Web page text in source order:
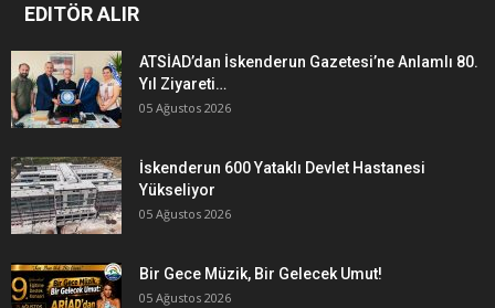
EDITÖR ALIR
ATSİAD’dan İskenderun Gazetesi’ne Anlamlı 80.
Yıl Ziyareti…
05 Ağustos 2026
İskenderun 600 Yataklı Devlet Hastanesi
Yükseliyor
05 Ağustos 2026
Bir Gece Müzik, Bir Gelecek Umut!
05 Ağustos 2026